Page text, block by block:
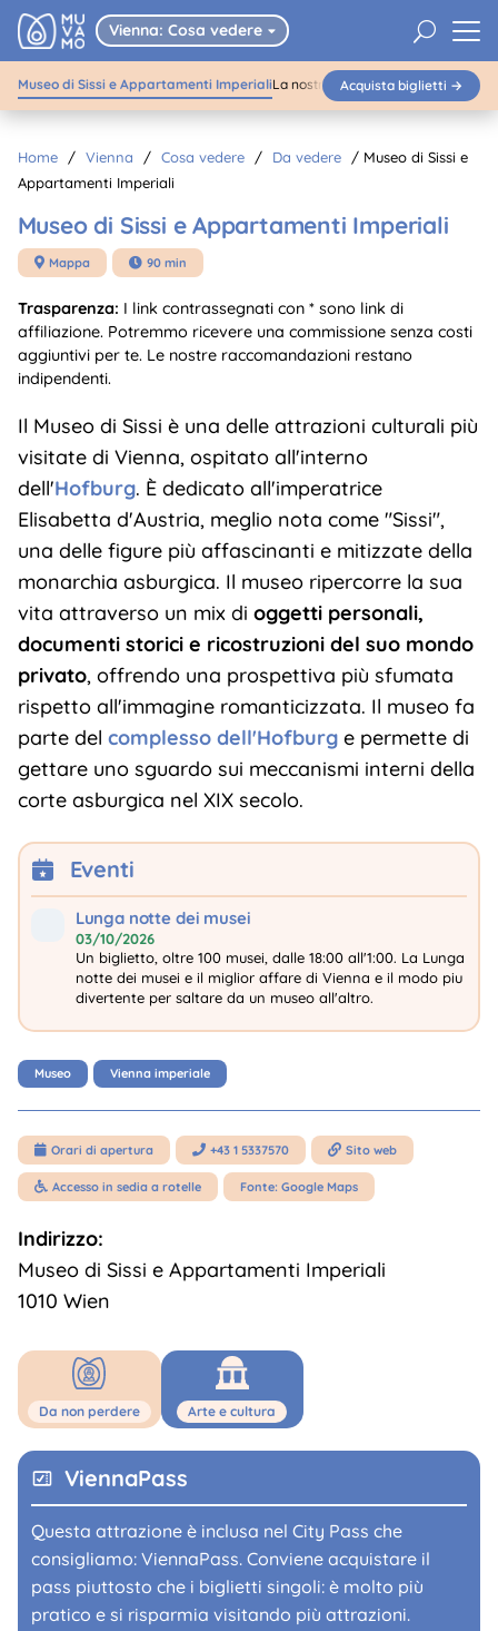
Vienna: Cosa vedere  U
Appartamenti Imperiali
Acquista biglietti
Museo di Sissi e Appartamenti ImperialiLa nostra opinioneGalleriaInfo
Acquista biglietti →
Home / Vienna / Cosa vedere / Da vedere / Museo di Sissi e
Appartamenti Imperiali
Museo di Sissi e Appartamenti Imperiali
 Mappa  90 min
Trasparenza: I link contrassegnati con * sono link di
affiliazione. Potremmo ricevere una commissione senza costi
aggiuntivi per te. Le nostre raccomandazioni restano
indipendenti.
Il Museo di Sissi è una delle attrazioni culturali più
visitate di Vienna, ospitato all'interno
dell'Hofburg. È dedicato all'imperatrice
Elisabetta d'Austria, meglio nota come "Sissi",
una delle figure più affascinanti e mitizzate della
monarchia asburgica. Il museo ripercorre la sua
vita attraverso un mix di oggetti personali,
documenti storici e ricostruzioni del suo mondo
privato, offrendo una prospettiva più sfumata
rispetto all'immagine romanticizzata. Il museo fa
parte del complesso dell'Hofburge permette di
gettare uno sguardo sui meccanismi interni della
corte asburgica nel XIX secolo.
Eventi
Lunga notte dei musei
03/10/2026
Un biglietto, oltre 100 musei, dalle 18:00 all'1:00. La Lunga
notte dei musei e il miglior affare di Vienna e il modo piu
divertente per saltare da un museo all'altro.
Museo Vienna imperiale
 Orari di apertura  +43 1 5337570  Sito web
 Accesso in sedia a rotelle Fonte: Google Maps
Indirizzo:
Museo di Sissi e Appartamenti Imperiali
1010 Wien
Da non perdere Arte e cultura
ViennaPass
Questa attrazione è inclusa nel City Pass che
consigliamo: ViennaPass. Conviene acquistare il
pass piuttosto che i biglietti singoli: è molto più
pratico e si risparmia visitando più attrazioni.